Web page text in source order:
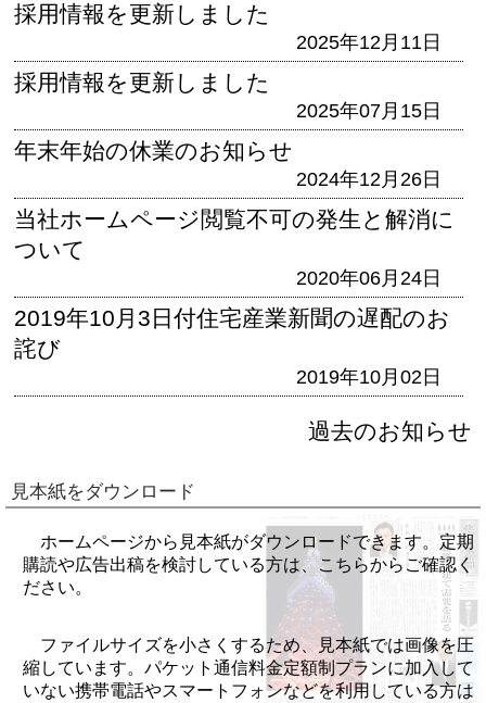
採用情報を更新しました
2025年12月11日
採用情報を更新しました
2025年07月15日
年末年始の休業のお知らせ
2024年12月26日
当社ホームページ閲覧不可の発生と解消に
ついて
2020年06月24日
2019年10月3日付住宅産業新聞の遅配のお
詫び
2019年10月02日
過去のお知らせ
見本紙をダウンロード
ホームページから見本紙がダウンロードできます。定期
購読や広告出稿を検討している方は、こちらからご確認く
ださい。
ファイルサイズを小さくするため、見本紙では画像を圧
縮しています。パケット通信料金定額制プランに加入して
いない携帯電話やスマートフォンなどを利用している方は